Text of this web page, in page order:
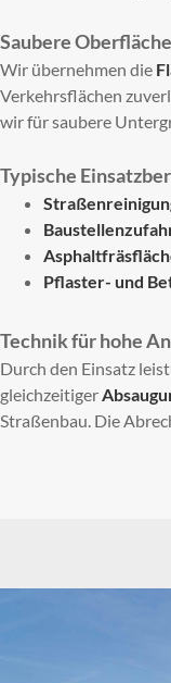
Saubere
Wir übernehmen die
Verkehrsflächen
wir für saubere
Typische
Pflaster- und
Technik für hohe
Durch den Einsatz
gleichzeitiger
Straßenbau. Die